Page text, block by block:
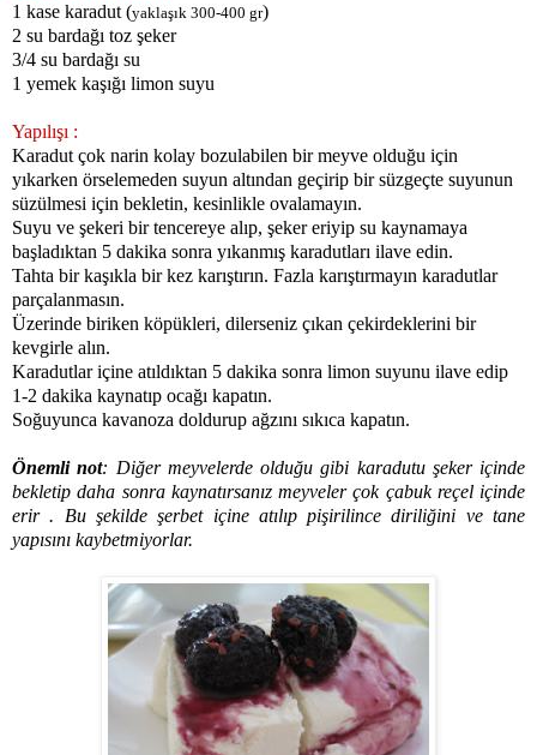
1 kase karadut (yaklaşık 300-400 gr)
2 su bardağı toz şeker
3/4 su bardağı su
1 yemek kaşığı limon suyu
Yapılışı :
Karadut çok narin kolay bozulabilen bir meyve olduğu için
yıkarken örselemeden suyun altından geçirip bir süzgeçte suyunun
süzülmesi için bekletin, kesinlikle ovalamayın.
Suyu ve şekeri bir tencereye alıp, şeker eriyip su kaynamaya
başladıktan 5 dakika sonra yıkanmış karadutları ilave edin.
Tahta bir kaşıkla bir kez karıştırın. Fazla karıştırmayın karadutlar
parçalanmasın.
Üzerinde biriken köpükleri, dilerseniz çıkan çekirdeklerini bir
kevgirle alın.
Karadutlar içine atıldıktan 5 dakika sonra limon suyunu ilave edip
1-2 dakika kaynatıp ocağı kapatın.
Soğuyunca kavanoza doldurup ağzını sıkıca kapatın.
Önemli not: Diğer meyvelerde olduğu gibi karadutu şeker içinde
bekletip daha sonra kaynatırsanız meyveler çok çabuk reçel içinde
erir . Bu şekilde şerbet içine atılıp pişirilince diriliğini ve tane
yapısını kaybetmiyorlar.